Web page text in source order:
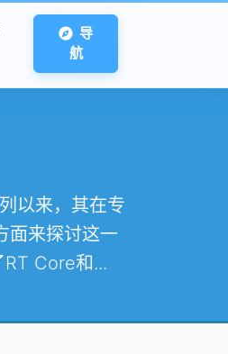
导
航
以来，其在专
面来探讨这一
Core和...